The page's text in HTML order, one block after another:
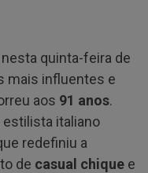
quinta-feira de
mais influentes e
aos 91 anos.
estilista italiano
redefiniu a
de casual chique e